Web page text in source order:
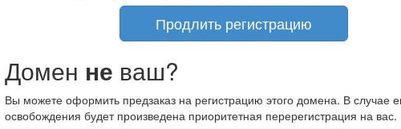
Продлить регистрацию
Домен не ваш?
Вы можете оформить предзаказ на регистрацию этого домена. В случае
освобождения будет произведена приоритетная перерегистрация на вас.